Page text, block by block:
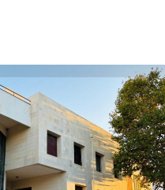
Algarve Campus